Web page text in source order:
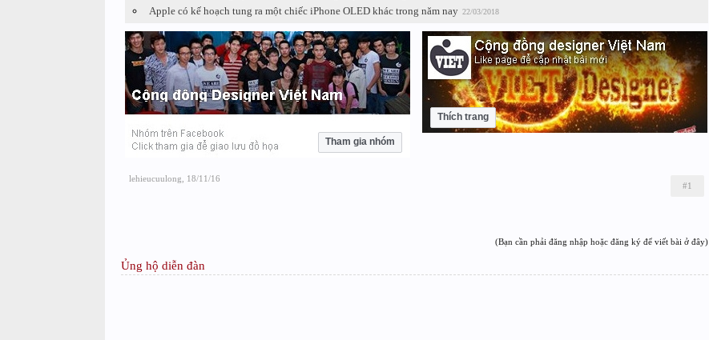
Apple có kế hoạch tung ra một chiếc iPhone OLED khác trong năm nay 22/03/2018
Tham gia nhóm
Thích trang
lehieucuulong 18/11/16
#1
(Bạn cần phải đăng nhập hoặc đăng ký để viết bài ở đây)
Ủng hộ diễn đàn